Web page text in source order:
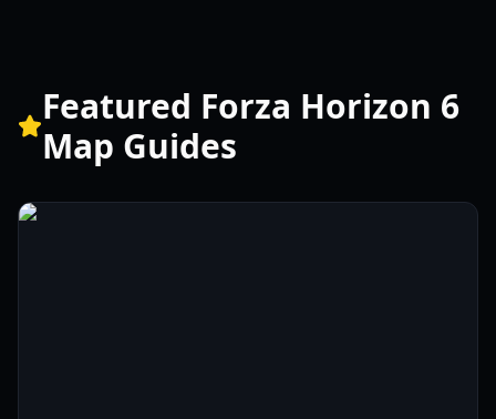
Featured Forza Horizon 6
Map Guides